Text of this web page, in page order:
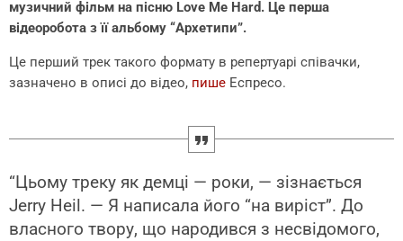
музичний фільм на пісню Love Me Hard. Це перша
відеоробота з її альбому “Архетипи”.
Це перший трек такого формату в репертуарі співачки,
зазначено в описі до відео, пише Еспресо.
“Цьому треку як демці — роки, — зізнається
Jerry Heil. — Я написала його “на виріст”. До
власного твору, що народився з несвідомого,